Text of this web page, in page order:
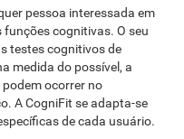
pessoa interessada em
cognitivas. O seu
testes cognitivos de
medida do possível, a
ocorrer no
A CogniFit se adapta-se
de cada usuário.